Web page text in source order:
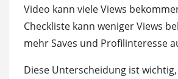
Video kann viele Views
Checkliste kann weniger Views
mehr Saves und Profilinteresse
Diese Unterscheidung ist